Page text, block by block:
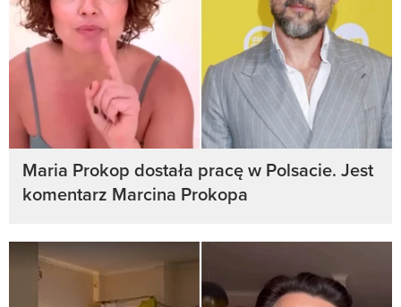
Maria Prokop dostała pracę w Polsacie. Jest
komentarz Marcina Prokopa